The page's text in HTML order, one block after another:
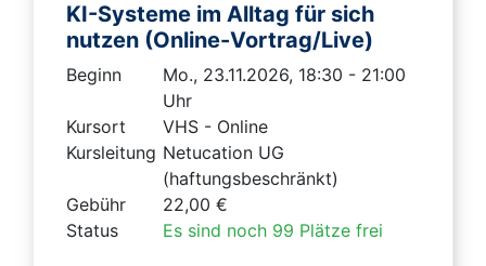
KI-Systeme im Alltag für sich
nutzen (Online-Vortrag/Live)
Beginn
Mo., 23.11.2026, 18:30 - 21:00
Uhr
Kursort
VHS - Online
Kursleitung Netucation UG
(haftungsbeschränkt)
Gebühr
22,00 €
Status
Es sind noch 99 Plätze frei